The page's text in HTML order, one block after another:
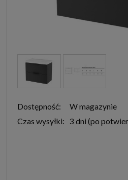
Dostępność:
W magazynie
Czas wysyłki: 3 dni